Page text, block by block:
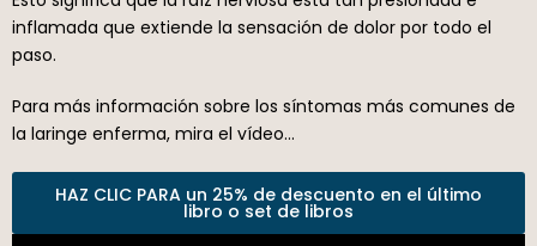
inflamada que extiende la sensación de dolor por todo el
paso.
Para más información sobre los síntomas más comunes de
la laringe enferma, mira el vídeo…
HAZ CLIC PARA un 25% de descuento en el último
libro o set de libros